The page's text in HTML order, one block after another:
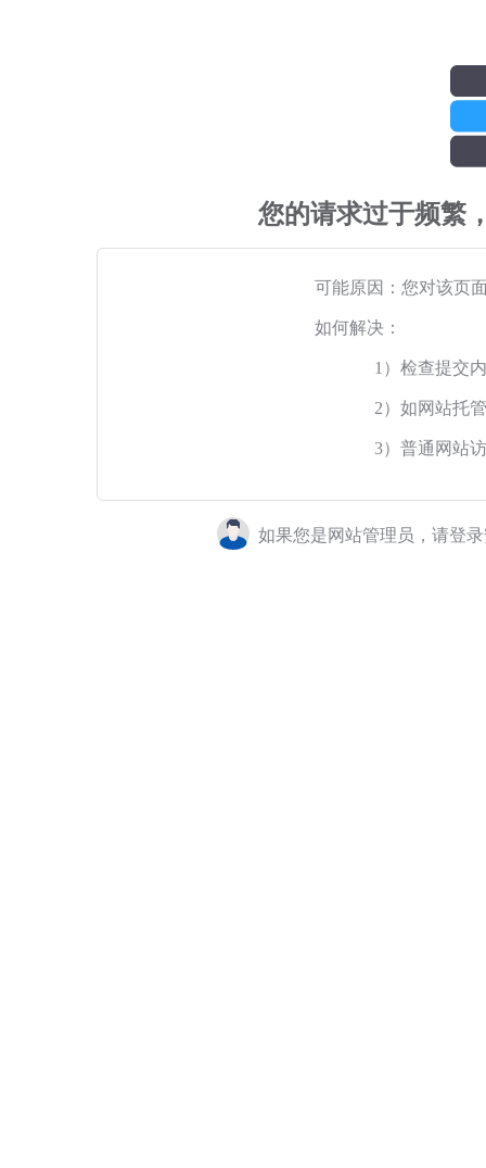
您的请求过于频繁
可能原因：您对该页
如何解决：
1）检查提交
2）如网站托
3）普通网站
如果您是网站管理员，请登